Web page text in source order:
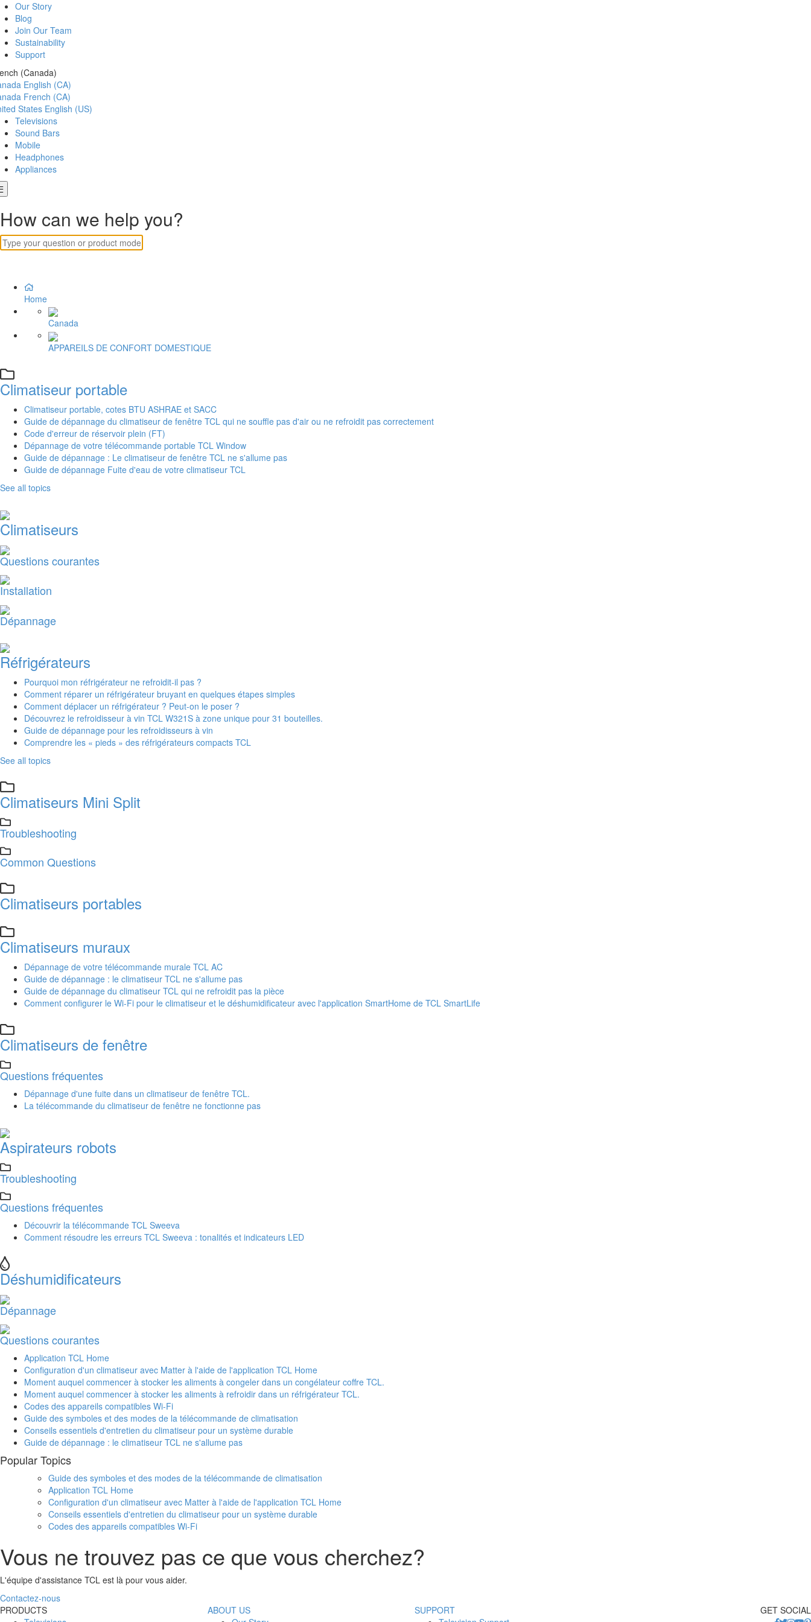
Our Story
Blog
Join Our Team
Sustainability
Support
(Canada)
English (CA)
French (CA)
States English (US)
Televisions
Sound Bars
Mobile
Headphones
Appliances
How can we help you?
Home
Canada
APPAREILS DE CONFORT DOMESTIQUE
Climatiseur portable
Climatiseur portable, cotes BTU ASHRAE et SACC
Guide de dépannage du climatiseur de fenêtre TCL qui ne souffle pas d'air ou ne refroidit pas correctement
Code d'erreur de réservoir plein (FT)
Dépannage de votre télécommande portable TCL Window
Guide de dépannage : Le climatiseur de fenêtre TCL ne s'allume pas
Guide de dépannage Fuite d'eau de votre climatiseur TCL
See all topics
Climatiseurs
Questions courantes
Installation
Dépannage
Réfrigérateurs
Pourquoi mon réfrigérateur ne refroidit-il pas ?
Comment réparer un réfrigérateur bruyant en quelques étapes simples
Comment déplacer un réfrigérateur ? Peut-on le poser ?
Découvrez le refroidisseur à vin TCL W321S à zone unique pour 31 bouteilles.
Guide de dépannage pour les refroidisseurs à vin
Comprendre les « pieds » des réfrigérateurs compacts TCL
See all topics
Climatiseurs Mini Split
Troubleshooting
Common Questions
Climatiseurs portables
Climatiseurs muraux
Dépannage de votre télécommande murale TCL AC
Guide de dépannage : le climatiseur TCL ne s'allume pas
Guide de dépannage du climatiseur TCL qui ne refroidit pas la pièce
Comment configurer le Wi-Fi pour le climatiseur et le déshumidificateur avec l'application SmartHome de TCL SmartLife
Climatiseurs de fenêtre
Questions fréquentes
Dépannage d'une fuite dans un climatiseur de fenêtre TCL.
La télécommande du climatiseur de fenêtre ne fonctionne pas
Aspirateurs robots
Troubleshooting
Questions fréquentes
Découvrir la télécommande TCL Sweeva
Comment résoudre les erreurs TCL Sweeva : tonalités et indicateurs LED
Déshumidificateurs
Dépannage
Questions courantes
Application TCL Home
Configuration d'un climatiseur avec Matter à l'aide de l'application TCL Home
Moment auquel commencer à stocker les aliments à congeler dans un congélateur coffre TCL.
Moment auquel commencer à stocker les aliments à refroidir dans un réfrigérateur TCL.
Codes des appareils compatibles Wi-Fi
Guide des symboles et des modes de la télécommande de climatisation
Conseils essentiels d'entretien du climatiseur pour un système durable
Guide de dépannage : le climatiseur TCL ne s'allume pas
Popular Topics
Guide des symboles et des modes de la télécommande de climatisation
Application TCL Home
Configuration d'un climatiseur avec Matter à l'aide de l'application TCL Home
Conseils essentiels d'entretien du climatiseur pour un système durable
Codes des appareils compatibles Wi-Fi
Vous ne trouvez pas ce que vous cherchez?
L'équipe d'assistance TCL est là pour vous aider.
Contactez-nous
PRODUCTS
ABOUT US
SUPPORT
GET SOCIAL